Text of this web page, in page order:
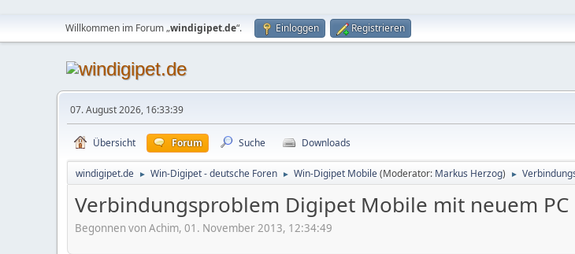
Willkommen im Forum „windigipet.de“. Einloggen Registrieren
07. August 2026, 16:33:39
Übersicht Forum Suche Downloads
windigipet.de ► Win-Digipet - deutsche Foren ► Win-Digipet Mobile(Moderator: Markus Herzog) ►
Verbindungsproblem Digipet Mobile mit neuem PC
Begonnen von Achim, 01. November 2013, 12:34:49